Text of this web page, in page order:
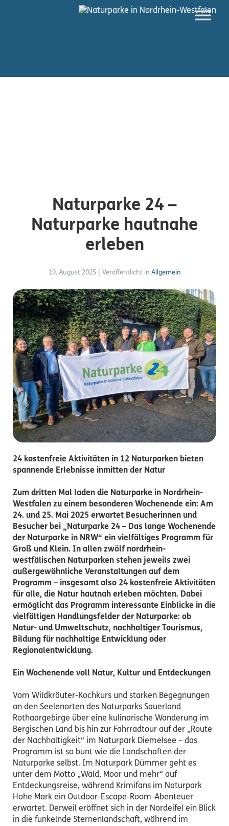
Naturparke 24 –
Naturparke hautnahe
erleben
19. August 2025 Veröffentlicht in Allgemein
24 kostenfreie Aktivitäten in 12 Naturparken bieten
spannende Erlebnisse inmitten der Natur
Zum dritten Mal laden die Naturparke in Nordrhein-
Westfalen zu einem besonderen Wochenende ein: Am
24. und 25. Mai 2025 erwartet Besucherinnen und
Besucher bei „Naturparke 24 – Das lange Wochenende
der Naturparke in NRW“ ein vielfältiges Programm für
Groß und Klein. In allen zwölf nordrhein-
westfälischen Naturparken stehen jeweils zwei
außergewöhnliche Veranstaltungen auf dem
Programm – insgesamt also 24 kostenfreie Aktivitäten
für alle, die Natur hautnah erleben möchten. Dabei
ermöglicht das Programm interessante Einblicke in die
vielfältigen Handlungsfelder der Naturparke: ob
Natur- und Umweltschutz, nachhaltiger Tourismus,
Bildung für nachhaltige Entwicklung oder
Regionalentwicklung.
Ein Wochenende voll Natur, Kultur und Entdeckungen
Vom Wildkräuter-Kochkurs und starken Begegnungen
an den Seelenorten des Naturparks Sauerland
Rothaargebirge über eine kulinarische Wanderung im
Bergischen Land bis hin zur Fahrradtour auf der „Route
der Nachhaltigkeit“ im Naturpark Diemelsee – das
Programm ist so bunt wie die Landschaften der
Naturparke selbst. Im Naturpark Dümmer geht es
unter dem Motto „Wald, Moor und mehr“ auf
Entdeckungsreise, während Krimifans im Naturpark
Hohe Mark ein Outdoor-Escape-Room-Abenteuer
erwartet. Derweil eröffnet sich in der Nordeifel ein Blick
in die funkelnde Sternenlandschaft, während im